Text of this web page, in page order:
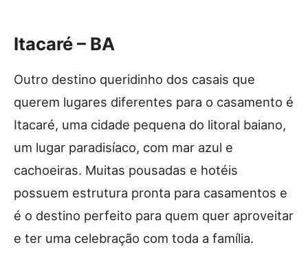
Itacaré – BA
Outro destino queridinho dos casais que
querem lugares diferentes para o casamento é
Itacaré, uma cidade pequena do litoral baiano,
um lugar paradisíaco, com mar azul e
cachoeiras. Muitas pousadas e hotéis
possuem estrutura pronta para casamentos e
é o destino perfeito para quem quer aproveitar
e ter uma celebração com toda a família.